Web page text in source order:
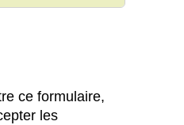
ce formulaire,
les